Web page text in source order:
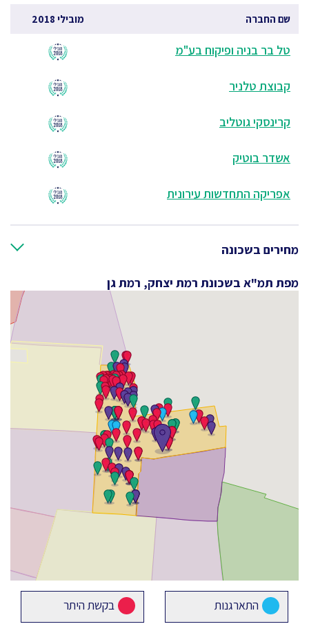
שם החברה מובילי 2018
טל בר בניה ופיקוח בע"מ
קבוצת טלניר
קרינסקי גוטליב
אשדר בוטיק
אפריקה התחדשות עירונית
מחירים בשכונה
מפת תמ"א בשכונת רמת יצחק, רמת גן
התארגנות בקשת היתר